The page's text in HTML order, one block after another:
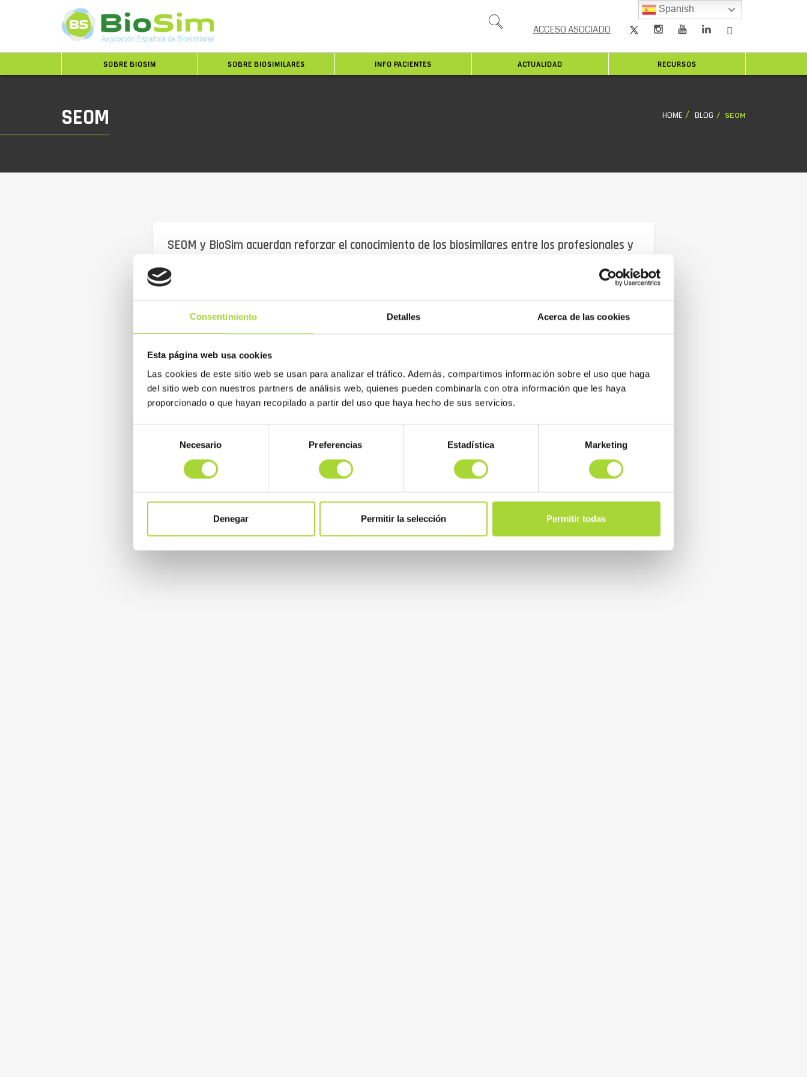
Consentimiento Detalles Acerca de las cookies
Esta página web usa cookies
Las cookies de este sitio web se usan para analizar el tráfico. Además, compartimos información sobre el uso que haga
del sitio web con nuestros partners de análisis web, quienes pueden combinarla con otra información que les haya
proporcionado o que hayan recopilado a partir del uso que haya hecho de sus servicios.
consentimiento
Necesario Preferencias Estadística Marketing
Denegar Permitir la selección Permitir todas
SOBRE BIOSIM SOBRE BIOSIMILARES INFO PACIENTES ACTUALIDAD RECURSOS
ACCESO ASOCIADO
SEOM HOME BLOG SEOM
SEOM y BioSim acuerdan reforzar el conocimiento de los biosimilares entre los profesionales y
La Sociedad Española de Oncología Médica (SEOM) y la Asociación Española de Medicamentos Biosimilares (BioSim) han
Spanish